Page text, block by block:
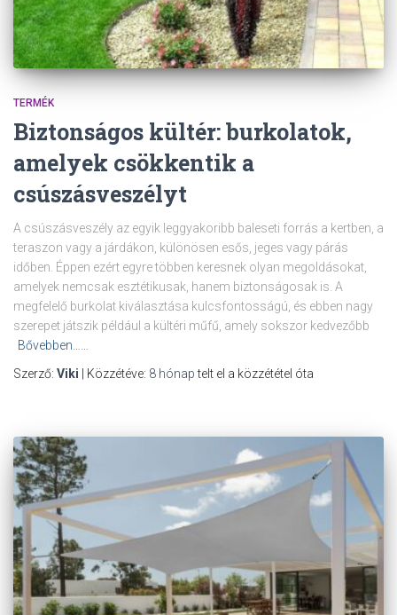
TERMÉK
Biztonságos kültér: burkolatok,
amelyek csökkentik a
csúszásveszélyt
A csúszásveszély az egyik leggyakoribb baleseti forrás a kertben, a
teraszon vagy a járdákon, különösen esős, jeges vagy párás
időben. Éppen ezért egyre többen keresnek olyan megoldásokat,
amelyek nemcsak esztétikusak, hanem biztonságosak is. A
megfelelő burkolat kiválasztása kulcsfontosságú, és ebben nagy
szerepet játszik például a kültéri műfű, amely sokszor kedvezőbb
Bővebben……
Szerző: Viki | Közzétéve: 8 hónaptelt el a közzététel óta